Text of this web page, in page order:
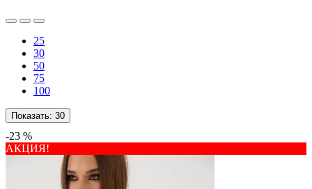
25
30
50
75
100
Показать: 30
-23 %
АКЦИЯ!